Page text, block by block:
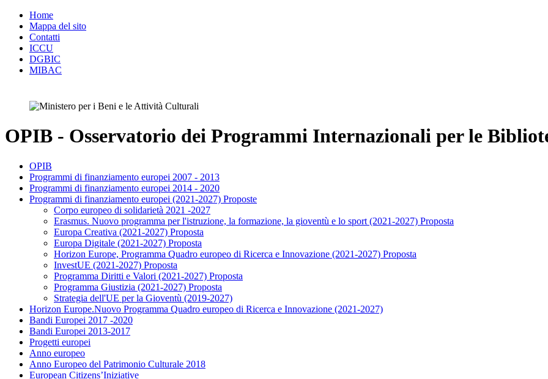
Home
Mappa del sito
Contatti
ICCU
DGBIC
MIBAC
OPIB - Osservatorio dei Programmi Internazionali per le
OPIB
Programmi di finanziamento europei 2007 - 2013
Programmi di finanziamento europei 2014 - 2020
Programmi di finanziamento europei (2021-2027) Proposte
Corpo europeo di solidarietà 2021 -2027
Erasmus. Nuovo programma per l'istruzione, la formazione, la gioventù e lo sport (2021-2027) Proposta
Europa Creativa (2021-2027) Proposta
Europa Digitale (2021-2027) Proposta
Horizon Europe, Programma Quadro europeo di Ricerca e Innovazione (2021-2027) Proposta
InvestUE (2021-2027) Proposta
Programma Diritti e Valori (2021-2027) Proposta
Programma Giustizia (2021-2027) Proposta
Strategia dell'UE per la Gioventù (2019-2027)
Horizon Europe.Nuovo Programma Quadro europeo di Ricerca e Innovazione (2021-2027)
Bandi Europei 2017 -2020
Bandi Europei 2013-2017
Progetti europei
Anno europeo
Anno Europeo del Patrimonio Culturale 2018
European Citizens’Iniziative